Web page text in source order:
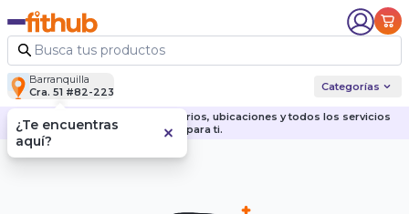
Barranquilla
Cra. 51 #82-223
Categorías
Descubre nuestras sedes, horarios, ubicaciones y todos los servicios
para ti.
¿Te encuentras
aquí?